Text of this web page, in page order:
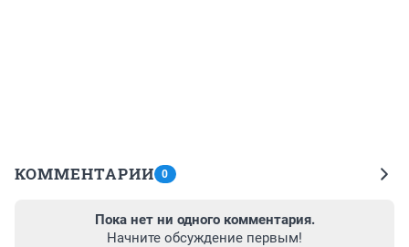
КОММЕНТАРИИ 0
Пока нет ни одного комментария.
Начните обсуждение первым!